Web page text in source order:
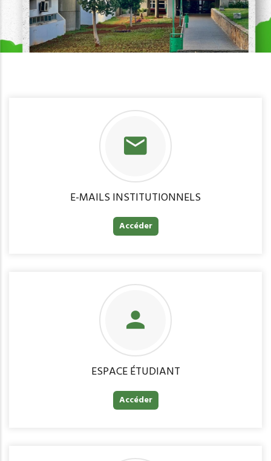
E-MAILS INSTITUTIONNELS
Accéder
ESPACE ÉTUDIANT
Accéder